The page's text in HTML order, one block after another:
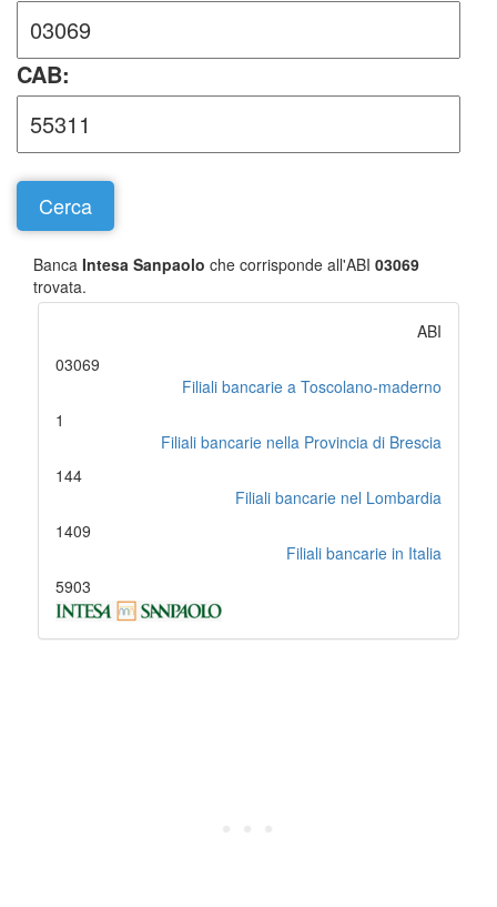
CAB:
Banca Intesa Sanpaolo che corrisponde all'ABI 03069
trovata.
ABI
03069
Filiali bancarie a Toscolano-maderno
1
Filiali bancarie nella Provincia di Brescia
144
Filiali bancarie nel Lombardia
1409
Filiali bancarie in Italia
5903